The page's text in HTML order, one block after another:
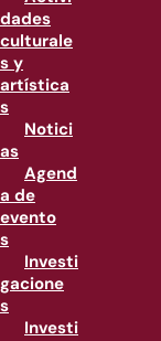
dades
culturale
s y
artística
s
Notici
as
Agend
a de
evento
s
Investi
gacione
s
Investi